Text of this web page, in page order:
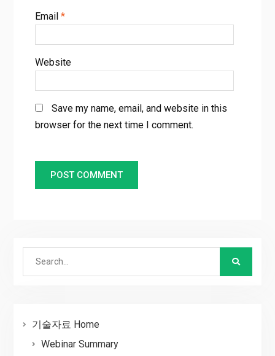
Email *
Website
Save my name, email, and website in this
browser for the next time I comment.
기술자료 Home
Webinar Summary